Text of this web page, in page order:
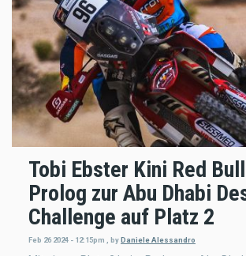
Tobi Ebster Kini Red
Prolog zur Abu Dhabi
Challenge auf Platz 2
Feb 26 2024 - 12:15pm byDaniele Alessandro